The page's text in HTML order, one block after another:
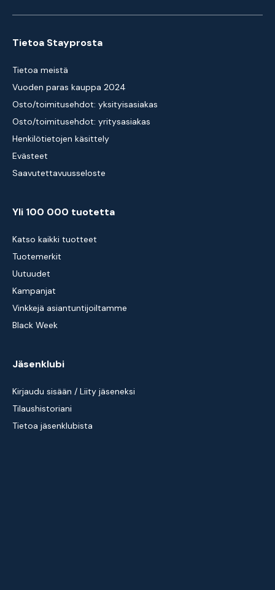
Tietoa Stayprosta
Tietoa meistä
Vuoden paras kauppa 2024
Osto/toimitusehdot: yksityisasiakas
Osto/toimitusehdot: yritysasiakas
Henkilötietojen käsittely
Evästeet
Saavutettavuusseloste
Yli 100 000 tuotetta
Katso kaikki tuotteet
Tuotemerkit
Uutuudet
Kampanjat
Vinkkejä asiantuntijoiltamme
Black Week
Jäsenklubi
Kirjaudu sisään / Liity jäseneksi
Tilaushistoriani
Tietoa jäsenklubista